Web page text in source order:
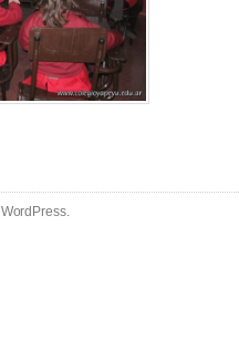
WordPress.